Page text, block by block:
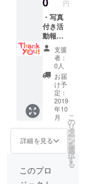
3月まで
で応相
談） ※
リター
ンは複
数口、
また他
のリ
ターン
と組み
合わせ
てご支
援が可
能で
す。
前掲載
につい
ビー
「グッ
ドブラ
ザー」
写真付
DVD ・
コミュ
ニケー
ション
支援ロ
ボット
の3日間
体験貸
し出し
（希望
者の
み、時
期につ
いては
円
・写真
付き活
動報告
メール
・オリ
ジナル
ステッ
カー ・
オリジ
ナルク
リア
ファイ
ル ・HP
へのお
名前掲
載（希
望者の
み） ・
支援
者：
0人
お届
け予
定：
2019
年10
月
詳細を見る
こ
の
リ
タ
ー
ン
を
選
択
す
る
このプロ